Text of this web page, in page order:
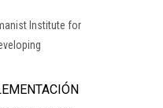
Institute for